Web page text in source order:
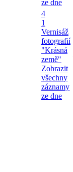
ze dne
4
1
Vernisáž
fotografií
"Krásná
země"
Zobrazit
všechny
záznamy
ze dne